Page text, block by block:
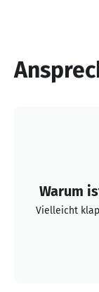
Warum
Vielleicht